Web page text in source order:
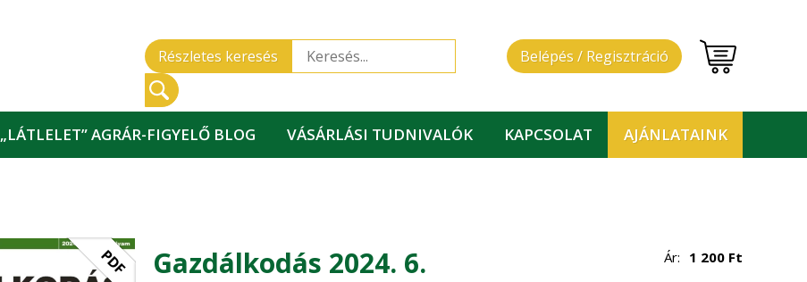
Belépés / Regisztráció
Részletes keresés
„LÁTLELET” AGRÁR-FIGYELŐ BLOG VÁSÁRLÁSI TUDNIVALÓK KAPCSOLAT AJÁNLATAINK
PDF Gazdálkodás 2024. 6. Ár: 1 200 Ft